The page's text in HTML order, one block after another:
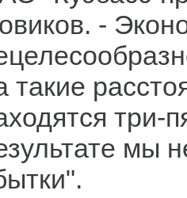
-
такие
три-
мы